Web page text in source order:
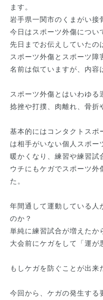
ます。
岩手県一関市のくまがい接
今日はスポーツ外傷につい
先日までお伝えしていたの
スポーツ外傷とスポーツ障
名前は似ていますが、内容
スポーツ外傷とはいわゆる
捻挫や打撲、肉離れ、骨折
基本的にはコンタクトスポ
は相手がいない個人スポー
暖かくなり、練習や練習試
ウチにもケガでスポーツ外
た。
年間通して運動している人
のか？
単純に練習試合が増えたか
大会前にケガをして「運が
もしケガを防ぐことが出来
今回から、ケガの発生する